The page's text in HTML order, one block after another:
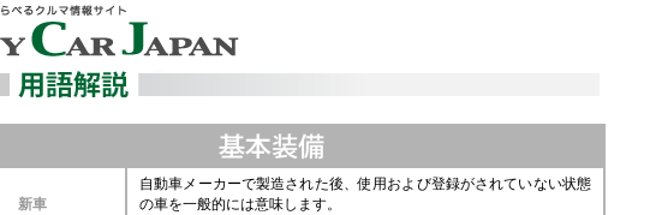
新車
自動車メーカーで製造された後、使用および登録がされていない状態
の車を一般的には意味します。